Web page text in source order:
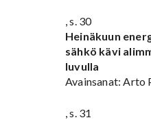
, s. 30
Heinäkuun
sähkö kävi
luvulla
Avainsanat: Arto
, s. 31